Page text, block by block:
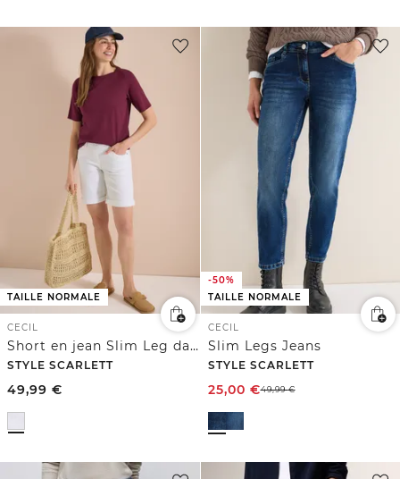
TAILLE NORMALE
CECIL
Short en jean Slim Leg dans un Casual Fit
STYLE SCARLETT
49,99 €
-50%
TAILLE NORMALE
CECIL
Slim Legs Jeans
STYLE SCARLETT
25,00 €49,99€